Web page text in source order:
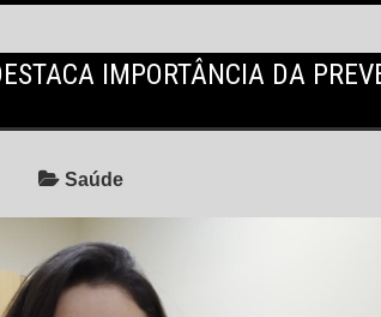
IMPORTÂNCIA DA
Saúde